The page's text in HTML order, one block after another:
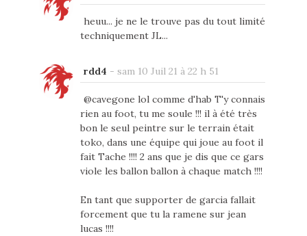
heuu... je ne le trouve pas du tout limité
techniquement JL...
rdd4 - sam 10 Juil 21 à 22 h 51
@cavegone lol comme d'hab T'y connais
rien au foot, tu me soule !!! il à été très
bon le seul peintre sur le terrain était
toko, dans une équipe qui joue au foot il
fait Tache !!!! 2 ans que je dis que ce gars
viole les ballon ballon à chaque match !!!!
En tant que supporter de garcia fallait
forcement que tu la ramene sur jean
lucas !!!!